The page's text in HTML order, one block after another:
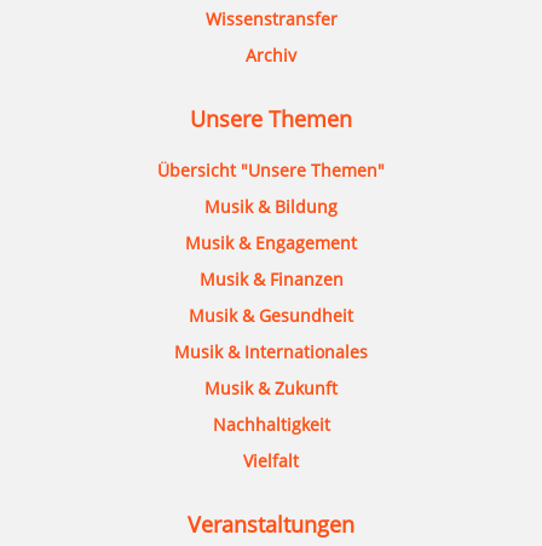
Wissenstransfer
Archiv
Unsere Themen
Übersicht "Unsere Themen"
Musik & Bildung
Musik & Engagement
Musik & Finanzen
Musik & Gesundheit
Musik & Internationales
Musik & Zukunft
Nachhaltigkeit
Vielfalt
Veranstaltungen